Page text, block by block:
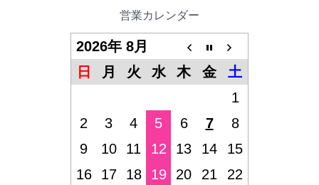
営業カレンダー
2026年 8月
日
月 火 水 木 金
土
1
2
3 4 5 6 7
8
9
10 11 12 13 14
15
16
17 18 19 20 21
22